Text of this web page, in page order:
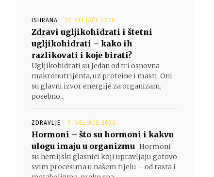
ISHRANA 12. VELJAČE 2026.
Zdravi ugljikohidrati i štetni
ugljikohidrati – kako ih
razlikovati i koje birati?
Ugljikohidrati su jedan od tri osnovna
makronutrijenta, uz proteine i masti. Oni
su glavni izvor energije za organizam,
posebno...
ZDRAVLJE 9. VELJAČE 2026.
Hormoni – što su hormoni i kakvu
ulogu imaju u organizmu Hormoni
su hemijski glasnici koji upravljaju gotovo
svim procesima u našem tijelu – od rasta i